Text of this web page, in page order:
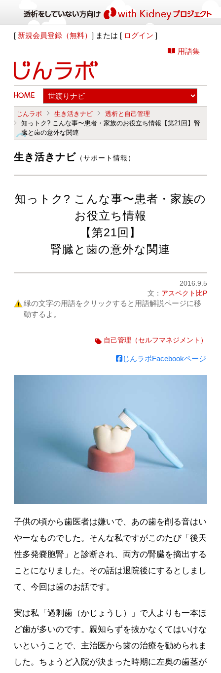
[ 新規会員登録（無料）] または [ ログイン ]
用語集
じんラボ 生き活きナビ
透析と自己管理
知っトク? こんな事〜患者・家族のお役立ち情報【第21回】腎
臓と歯の意外な関連
生き活きナビ （サポート情報）
知っトク? こんな事〜患者・家族の
お役立ち情報
【第21回】
腎臓と歯の意外な関連
2016.9.5
文： アスペクト比P
緑の文字の用語をクリックすると用語解説ページに移
動するよ。
自己管理（セルフマネジメント）
じんラボFacebookページ
子供の頃から歯医者は嫌いで、あの歯を削る音はい
やーなものでした。そんな私ですがこのたび「後天
性多発嚢胞腎」と診断され、両方の腎臓を摘出する
ことになりました。その話は退院後にするとしまし
て、今回は歯のお話です。
実は私「過剰歯（かじょうし）」で人よりも一本ほ
ど歯が多いのです。親知らずを抜かなくてはいけな
いということで、主治医から歯の治療を勧められま
した。ちょうど入院が決まった時期に左奥の歯茎が